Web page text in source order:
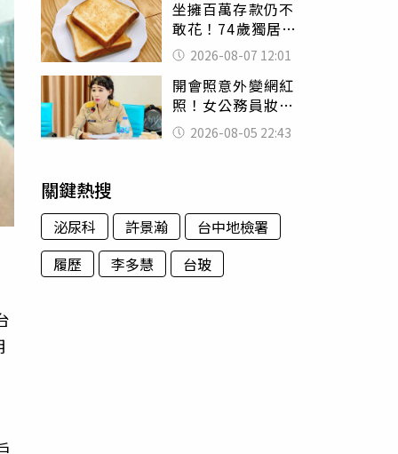
坐擁百萬存款仍不
敢花！74歲獨居翁
「1餐只吃1片吐
司」 半年後暴瘦
嚇壞女兒
2026-08-07 12:01
開會照意外變網紅
照！女公務員妝容
掀2千則留言 本人
怒嗆：化妝有錯嗎
2026-08-05 22:43
關鍵熱搜
泌尿科 許景瀚
台中地檢署
履歷
李多慧 台玻